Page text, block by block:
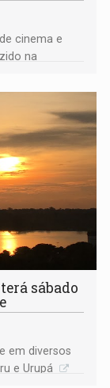
cinema e
na
sábado
em diversos
e Urupá